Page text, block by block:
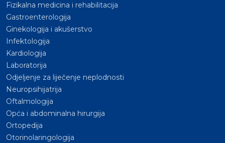
Fizikalna medicina i rehabilitacija
Gastroenterologija
Ginekologija i akušerstvo
Infektologija
Kardiologija
Laboratorija
Odjeljenje za liječenje neplodnosti
Neuropsihijatrija
Oftalmologija
Opća i abdominalna hirurgija
Ortopedija
Otorinolaringologija